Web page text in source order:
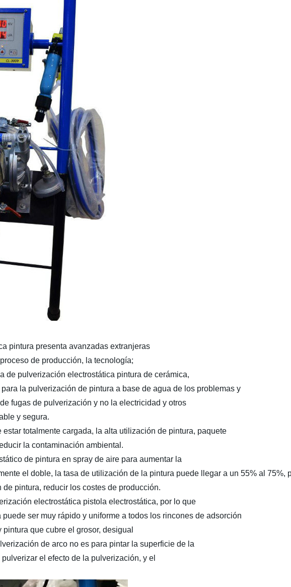
pintura presenta avanzadas extranjeras
de producción, la tecnología;
de pulverización electrostática pintura de cerámica,
la pulverización de pintura a base de agua de los problemas y
fugas de pulverización y no la electricidad y otros
y segura.
totalmente cargada, la alta utilización de pintura, paquete
la contaminación ambiental.
de pintura en spray de aire para aumentar la
el doble, la tasa de utilización de la pintura puede llegar a un 55% al 75%,
pintura, reducir los costes de producción.
electrostática pistola electrostática, por lo que
ser muy rápido y uniforme a todos los rincones de adsorción
que cubre el grosor, desigual
de arco no es para pintar la superficie de la
el efecto de la pulverización, y el